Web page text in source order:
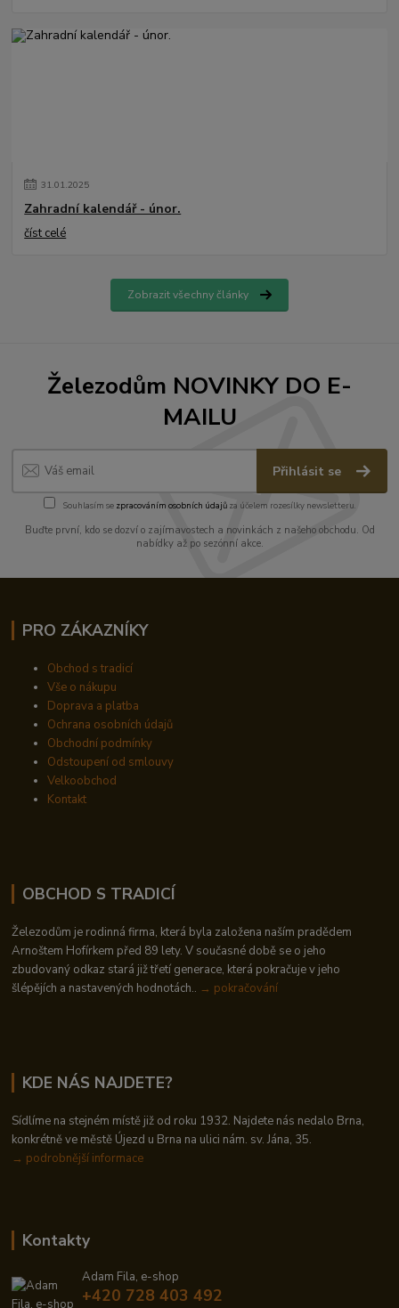
31.01.2025
Zahradní kalendář - únor.
číst celé
Zobrazit všechny články
Železodům NOVINKY DO E-
MAILU
Přihlásit se
Souhlasím se zpracováním osobních údajůza účelem rozesílky newsletteru.
Buďte první, kdo se dozví o zajímavostech a novinkách z našeho obchodu. Od
nabídky až po sezónní akce.
PRO ZÁKAZNÍKY
Obchod s tradicí
Vše o nákupu
Doprava a platba
Ochrana osobních údajů
Obchodní podmínky
Odstoupení od smlouvy
Velkoobchod
Kontakt
OBCHOD S TRADICÍ
Železodům je rodinná firma, která byla založena naším pradědem
Arnoštem Hofírkem před 89 lety. V současné době se o jeho
zbudovaný odkaz stará již třetí generace, která pokračuje v jeho
šlépějích a nastavených hodnotách.. → pokračování
KDE NÁS NAJDETE?
Sídlíme na stejném místě již od roku 1932. Najdete nás nedalo Brna,
konkrétně ve městě Újezd u Brna na ulici nám. sv. Jána, 35.
→ podrobnější informace
Kontakty
Adam Fila, e-shop
+420 728 403 492